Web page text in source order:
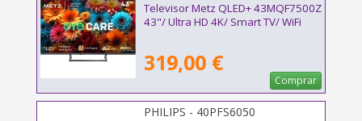
Televisor Metz QLED+ 43MQF7500Z
43"/ Ultra HD 4K/ Smart TV/ WiFi
319,00 €
Comprar
PHILIPS - 40PFS6050